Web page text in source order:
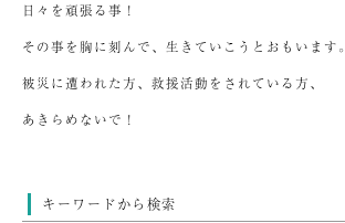
日々を頑張る事！
その事を胸に刻んで、生きていこうとおもいます。
被災に遭われた方、救援活動をされている方、
あきらめないで！
キーワードから検索